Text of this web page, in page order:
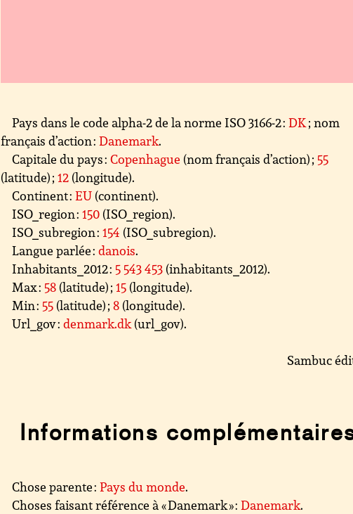
Pays dans le code alpha-2 de la norme ISO 3166-2 :DK; nom
français d’action :Danemark.
Capitale du pays :Copenhague (nom français d’action) ; 55
(latitude) ;12 (longitude).
Continent :EU (continent).
ISO_region :150 (ISO_region).
ISO_subregion :154 (ISO_subregion).
Langue parlée :danois.
Inhabitants_2012 : 5 543 453 (inhabitants_2012).
Max : 58 (latitude) ;15 (longitude).
Min : 55 (latitude) ;8 (longitude).
Url_gov :denmark.dk(url_gov).
Sambuc
Informations
Chose parente :Pays du monde.
Choses faisant référence à « Danemark » :Danemark.